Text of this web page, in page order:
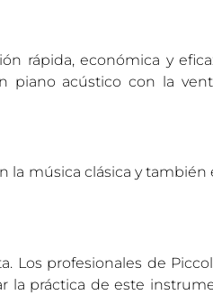
rápida, económica y
piano acústico con la
música clásica y también
Los profesionales de
la práctica de este